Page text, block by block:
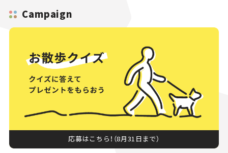
Campaign
応募はこちら！（8月31日まで）